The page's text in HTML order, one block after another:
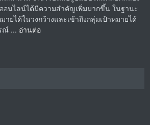
อนไลน์ได้มีความสำคัญเพิ่มมากขึ้น ในฐานะ
ายได้ในวงกว้างและเข้าถึงกลุ่มเป้าหมายได้
ณ์ ... อ่านต่อ